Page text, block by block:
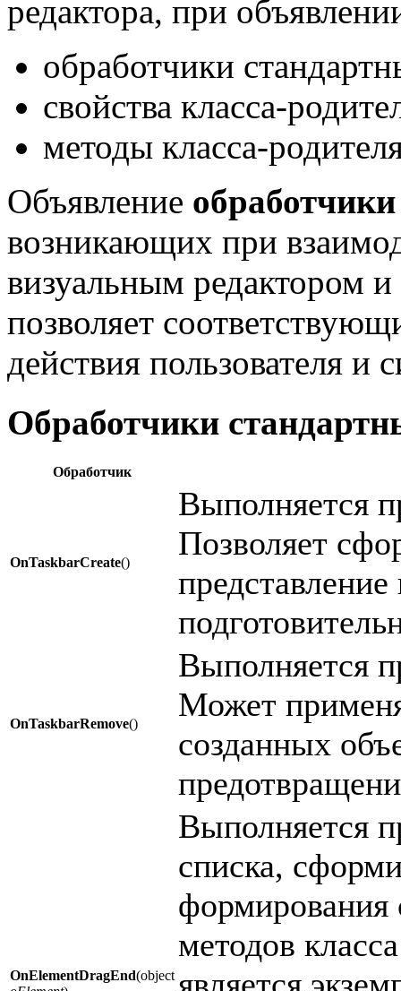
редактора, при
обработчики
свойства класса-
методы класса-
Объявление
возникающих при
визуальным редактором
позволяет
действия пользователя и
Обработчики
Обработчик
OnTaskbarCreate()
Выполняется
Позволяет
OnTaskbarRemove()
Выполняется
Может
созданных
OnElementDragEnd(object
Выполняется
списка,
формирования
методов